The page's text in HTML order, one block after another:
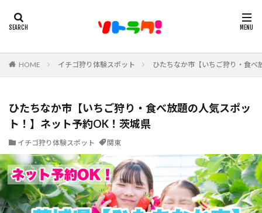
HOME イチゴ狩り体験スポット ひたちなか市【いちご狩り・食
ひたちなか市【いちご狩り・食べ放題の人気スポッ
ト！】ネット予約OK！茨城県
イチゴ狩り体験スポット 関東